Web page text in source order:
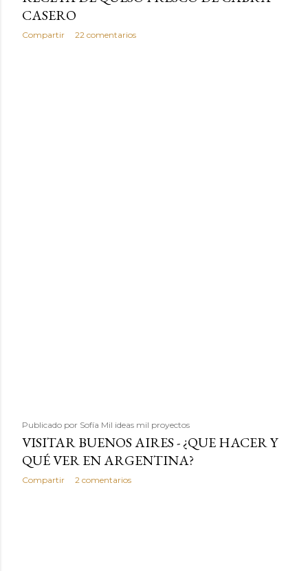
CASERO
Compartir 22 comentarios
Publicado por Sofía Mil ideas mil proyectos
VISITAR BUENOS AIRES - ¿QUE HACER Y
QUÉ VER EN ARGENTINA?
Compartir 2 comentarios